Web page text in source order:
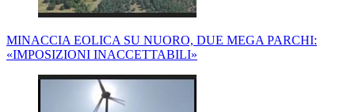
MINACCIA EOLICA SU NUORO, DUE MEGA PARCHI:
«IMPOSIZIONI INACCETTABILI»